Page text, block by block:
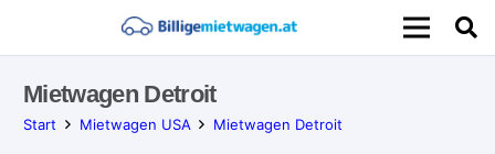
Mietwagen Detroit
Start Mietwagen USA Mietwagen Detroit